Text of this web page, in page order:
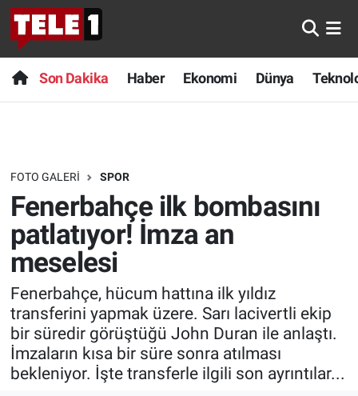
Son Dakika Haber Ekonomi Dünya
FOTO GALERI SPOR
Fenerbahçe ilk bombasını
patlatıyor! İmza an
meselesi
Fenerbahçe, hücum hattına ilk yıldız
transferini yapmak üzere. Sarı lacivertli ekip
bir süredir görüştüğü John Duran ile anlaştı.
İmzaların kısa bir süre sonra atılması
bekleniyor. İşte transferle ilgili son ayrıntılar...
Anında Manşet
Başka Sohbetler
Bilim turu
Bilim ve Teknoloji Evreni
Doğa Konuşuyor
Dünya
Ege Saati
Ege'den Esintiler
Son Dakika
Haber
Dünya
Teknoloji
Sağlık
Spor
Yayın Akışı
İletişim
Nöbetçi Eczaneler
Hava Durumu
Trafik Durumu
Süper Lig Puan Durumu ve Fikstür
Tüm Manşetler
Son Dakika Haberleri
Haber Arşivi